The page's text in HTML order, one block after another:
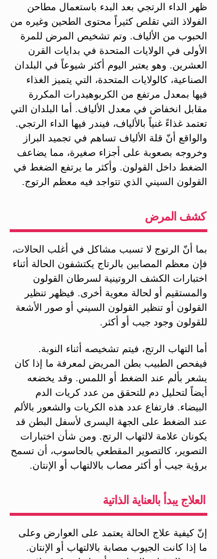
ظهر الداء الرتجي بعد البدء باستعمال مطاحن
الفولاذ التي تقلص كثيراً محتوى الطحين وغيره من
الحبوب من الألياف. وتم تشخيص المرض للمرة
الأولى في الولايات المتحدة في بدايات القرن
العشرين. وهو يعتبر اليوم أكثر شيوعاً في البلدان
الصناعية، كالولايات المتحدة، التي يتميز الغذاء
فيها بمعدل مرتفع من الكربوهيدرات المكررة
مقابل انخفاض في معدل الألياف. أما البلدان التي
تعتمد غذاءً غنياً بالألياف، فيندر فيها الداء الرتجي.
والواقع أنّ قلة الألياف تساهم في تجميد البراز
وخروجه بصعوبة على أجزاء صغيرة، مما يضاعف
الضغط داخل القولون. وأكثر ما يرتفع الضغط في
القولون السيني الذي تتواجد فيه معظم الرتوج.
كشف المرض
بما أنّ الرتوج لا تسبب مشاكل في أغلب الحالات،
فإن معظم المصابين بالرتاج يكتشفون الحالة أثناء
اختبارات الكشف الروتينية لسرطان القولون
والمستقيم أو لحالة معوية أخرى. فيظهر تنظير
القولون أو تنظير القولون السيني أو صور الأشعة
للقولون وجود جيب أو أكثر.
أما التهاب الرتج، فيتم تشخيصه أثناء النوبة.
فيفحص الطبيب بطن المريض لمعرفة ما إذا كان
يشعر بألم عند الضغط أو اللمس. وقد يخضعه
أيضاً لتحليل دم للتحقق من عدد كريات الدم
البيضاء. فارتفاع عدد هذه الكريات والشعور بالألم
عند الضغط على الجهة اليسرى لأسفل البطن قد
يكونان علامة لالتهاب الرتج. ومن شأن اختبارات
التصوير، كالتصوير المقطعي بالحاسوب، أن تسمح
برؤية جيب أو أكثر مصاب بالالتهاب أو الإنتان.
العلاج يبدأ بالعناية الذاتية
إنّ كيفية علاج الحالة يعتمد على العوارض وعلى
ما إذا كانت الجيوب مصابة بالالتهاب أو الإنتان.